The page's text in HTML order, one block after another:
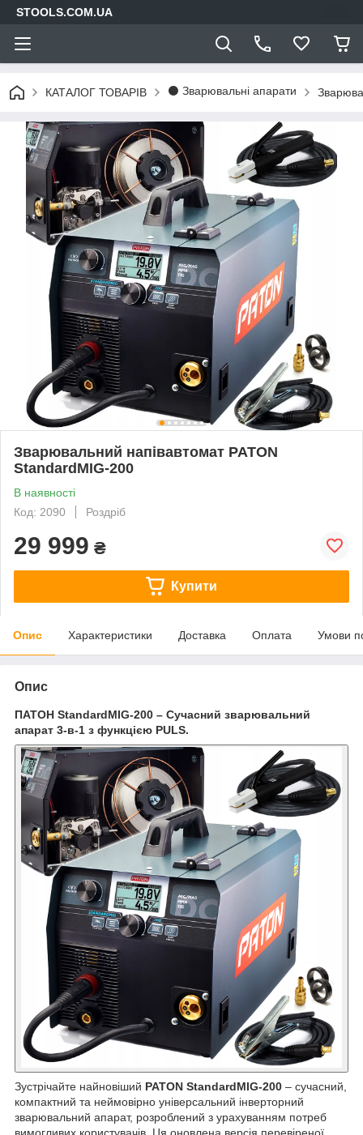
STOOLS.COM.UA
КАТАЛОГ ТОВАРІВ ⚫ Зварювальні апарати
Зварювальний напівавтомат PATON
StandardMIG-200
В наявності
Код: 2090
Роздріб
29 999 ₴
Купити
Опис Характеристики Доставка Оплата Умови
Опис
ПАТОН StandardMIG-200 – Сучасний зварювальний
апарат 3-в-1 з функцією PULS.
Зустрічайте найновіший PATON StandardMIG-200 – сучасний,
компактний та неймовірно універсальний інверторний
зварювальний апарат, розроблений з урахуванням потреб
вимогливих користувачів. Ця оновлена версія перевіреної